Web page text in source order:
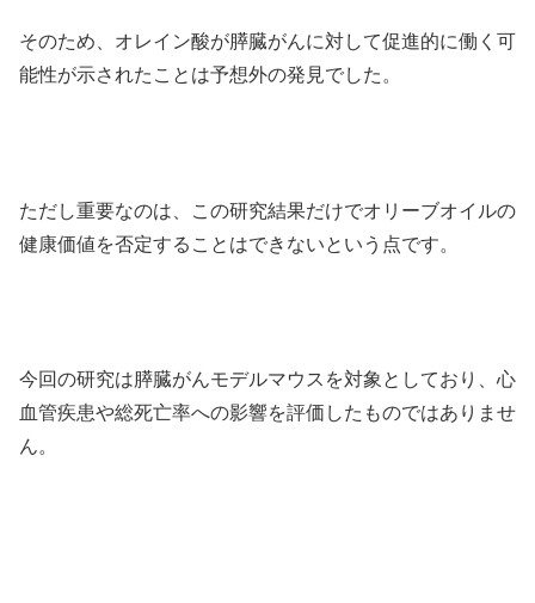
そのため、オレイン酸が膵臓がんに対して促進的に働く可
能性が示されたことは予想外の発見でした。
ただし重要なのは、この研究結果だけでオリーブオイルの
健康価値を否定することはできないという点です。
今回の研究は膵臓がんモデルマウスを対象としており、心
血管疾患や総死亡率への影響を評価したものではありませ
ん。